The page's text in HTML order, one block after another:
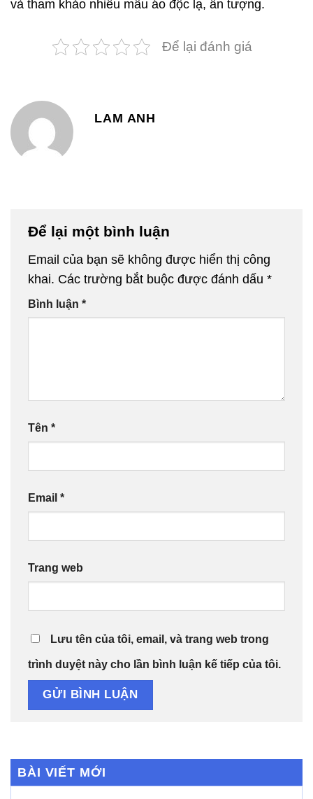
và tham khảo nhiều mẫu áo độc lạ, ấn tượng.
Để lại đánh giá
LAM ANH
Để lại một bình luận
Email của bạn sẽ không được hiển thị công
khai. Các trường bắt buộc được đánh dấu *
Bình luận *
Tên *
Email *
Trang web
Lưu tên của tôi, email, và trang web trong
trình duyệt này cho lần bình luận kế tiếp của tôi.
BÀI VIẾT MỚI